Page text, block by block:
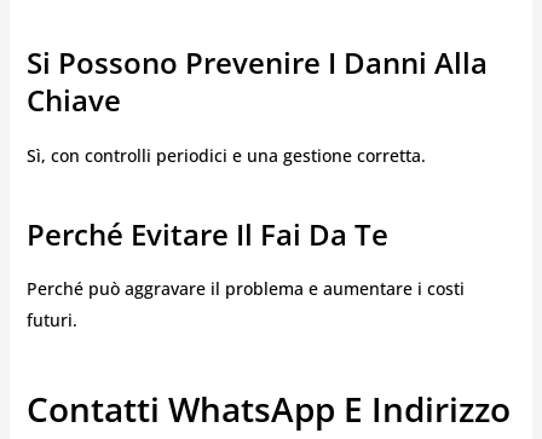
Si Possono Prevenire I Danni Alla
Chiave
Sì, con controlli periodici e una gestione corretta.
Perché Evitare Il Fai Da Te
Perché può aggravare il problema e aumentare i costi
futuri.
Contatti WhatsApp E Indirizzo